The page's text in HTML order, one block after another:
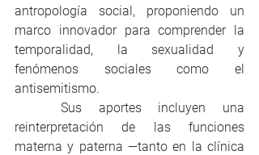
antropología social, proponiendo un
marco innovador para comprender la
temporalidad, la sexualidad y
fenómenos sociales como el
antisemitismo.
reinterpretación de las funciones
materna y paterna —tanto en la clínica